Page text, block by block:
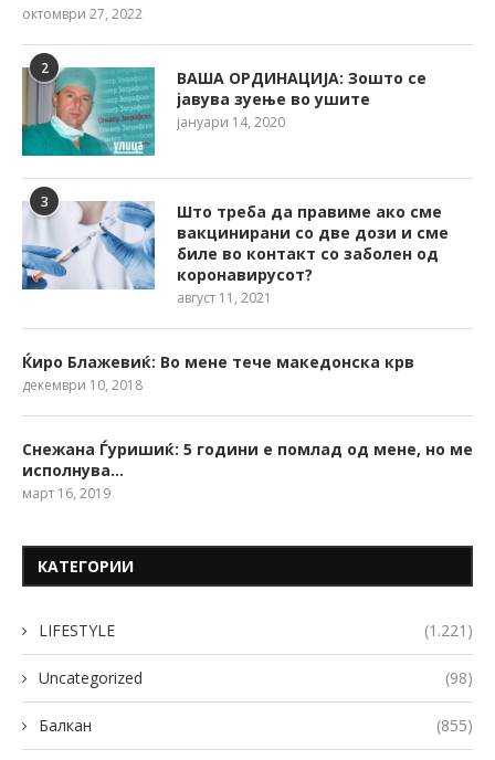
октомври 27, 2022
2
ВАША ОРДИНАЦИЈА: Зошто се
јавува зуење во ушите
јануари 14, 2020
3
Што треба да правиме ако сме
вакцинирани со две дози и сме
биле во контакт со заболен од
коронавирусот?
август 11, 2021
Ќиро Блажевиќ: Во мене тече македонска крв
декември 10, 2018
Снежана Ѓуришиќ: 5 години е помлад од мене, но ме
исполнува…
март 16, 2019
КАТЕГОРИИ
LIFESTYLE (1.221)
Uncategorized (98)
Балкан (855)